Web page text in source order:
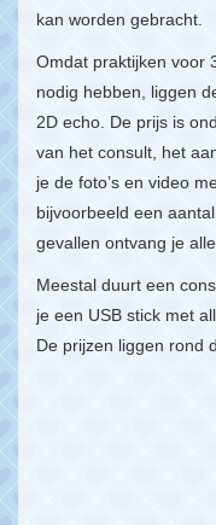
kan worden gebracht.
Omdat praktijken voor
nodig hebben, liggen
2D echo. De prijs is
van het consult, het
je de foto’s en video
bijvoorbeeld een
gevallen ontvang je
Meestal duurt een
je een USB stick met
De prijzen liggen rond